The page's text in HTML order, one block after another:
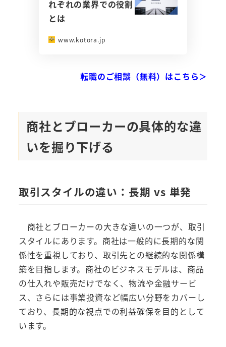
れぞれの業界での役割
とは
www.kotora.jp
転職のご相談（無料）はこちら＞
商社とブローカーの具体的な違
いを掘り下げる
取引スタイルの違い：長期 vs 単発
商社とブローカーの大きな違いの一つが、取引
スタイルにあります。商社は一般的に長期的な関
係性を重視しており、取引先との継続的な関係構
築を目指します。商社のビジネスモデルは、商品
の仕入れや販売だけでなく、物流や金融サービ
ス、さらには事業投資など幅広い分野をカバーし
ており、長期的な視点での利益確保を目的として
います。